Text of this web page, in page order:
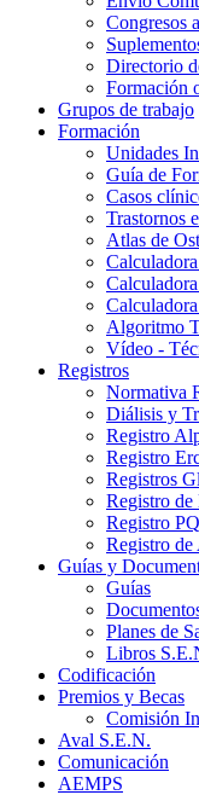
Congresos
Directorio
Formación
Grupos de trabajo
Formación
Unidades
Guía de
Casos
Trastornos
Atlas de
Algoritmo
Vídeo -
Registros
Normativa
Diálisis y
Registro
Registro
Registros
Registro
Registro
Registro de
Guías y
Guías
Planes de
Libros
Codificación
Premios y Becas
Comisión
Aval S.E.N.
Comunicación
AEMPS